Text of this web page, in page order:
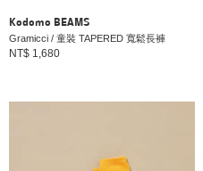
Kodomo BEAMS
Gramicci / 童裝 TAPERED 寬鬆長褲
NT$ 1,680